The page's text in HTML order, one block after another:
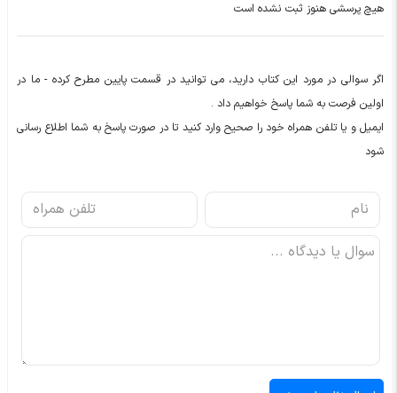
هیچ پرسشی هنوز ثبت نشده است
اگر سوالی در مورد این کتاب دارید، می توانید در قسمت پایین مطرح کرده - ما در
اولین فرصت به شما پاسخ خواهیم داد .
ایمیل و یا تلفن همراه خود را صحیح وارد کنید تا در صورت پاسخ به شما اطلاع رسانی
شود